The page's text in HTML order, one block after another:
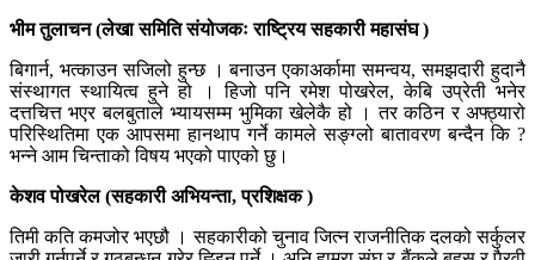
भीम तुलाचन (लेखा समिति संयोजकः राष्ट्रिय सहकारी महासंघ )
बिगार्न, भत्काउन सजिलो हुन्छ । बनाउन एकाअर्कामा समन्वय, समझदारी हुदानै
संस्थागत स्थायित्व हुने हो । हिजो पनि रमेश पोखरेल, केबि उप्रेती भनेर
दत्तचित्त भएर बलबुताले भ्यायसम्म भुमिका खेलेकै हो । तर कठिन र अफ्ठ्यारो
परिस्थितिमा एक आपसमा हानथाप गर्ने कामले सङ्ग्लो बातावरण बन्दैन कि ?
भन्ने आम चिन्ताको विषय भएको पाएको छु।
केशव पोखरेल (सहकारी अभियन्ता, प्रशिक्षक )
तिमी कति कमजोर भएछौ । सहकारीको चुनाव जित्न राजनीतिक दलको सर्कुलर